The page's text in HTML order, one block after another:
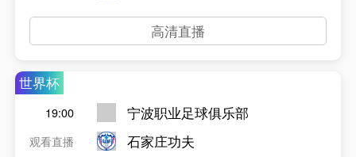
高清直播
世界杯
19:00
观看直播
宁波职业足球俱乐部
石家庄功夫